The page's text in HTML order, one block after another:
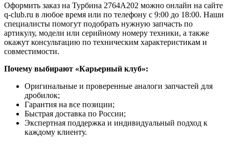
Оформить заказ на Турбина 2764A202 можно онлайн на сайте
q-club.ru в любое время или по телефону с 9:00 до 18:00. Наши
специалисты помогут подобрать нужную запчасть по
артикулу, модели или серийному номеру техники, а также
окажут консультацию по техническим характеристикам и
совместимости.
Почему выбирают «Карьерный клуб»:
Оригинальные и проверенные аналоги запчастей для
дробилок;
Гарантия на все позиции;
Быстрая доставка по России;
Экспертная поддержка и индивидуальный подход к
каждому клиенту.